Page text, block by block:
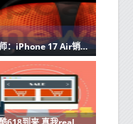
分析师：iPhone 17 Air销量难以创纪录 无法超越Pro系列